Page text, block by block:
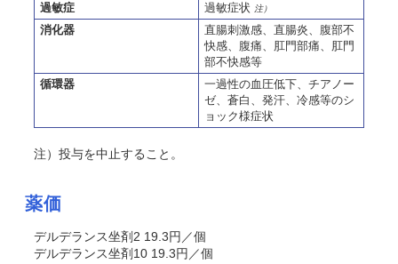
過敏症
過敏症状 注）
消化器
直腸刺激感、直腸炎、腹部不
快感、腹痛、肛門部痛、肛門
部不快感等
循環器
一過性の血圧低下、チアノー
ゼ、蒼白、発汗、冷感等のシ
ョック様症状
注）投与を中止すること。
薬価
デルデランス坐剤2 19.3円／個
デルデランス坐剤10 19.3円／個